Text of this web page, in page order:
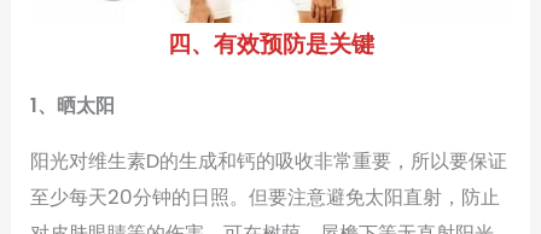
四、有效预防是关键
1、 晒太阳
阳光对维生素D的生成和钙的吸收非常重要，所以要保证
至少每天20分钟的日照。但要注意避免太阳直射，防止